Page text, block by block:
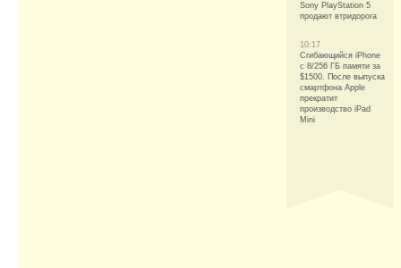
Sony PlayStation 5
продают втридорога
10:17
Сгибающийся iPhone
с 8/256 ГБ памяти за
$1500. После выпуска
смартфона Apple
прекратит
производство iPad
Mini